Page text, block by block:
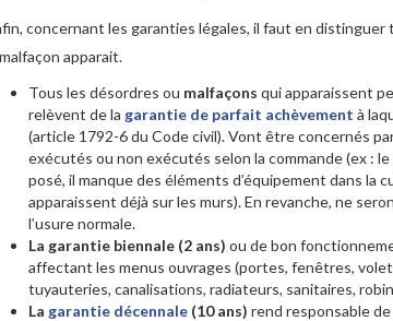
concernant les garanties légales, il faut en
apparait.
Tous les désordres ou malfaçons qui apparaissent
relèvent de la garantie de parfait achèvement à
(article 1792-6 du Code civil). Vont être concernés
exécutés ou non exécutés selon la commande (ex : le
posé, il manque des éléments d’équipement dans la
apparaissent déjà sur les murs). En revanche, ne
l’usure normale.
La garantie biennale (2 ans) ou de bon
affectant les menus ouvrages (portes, fenêtres,
tuyauteries, canalisations, radiateurs, sanitaires,
La garantie décennale (10 ans) rend responsable